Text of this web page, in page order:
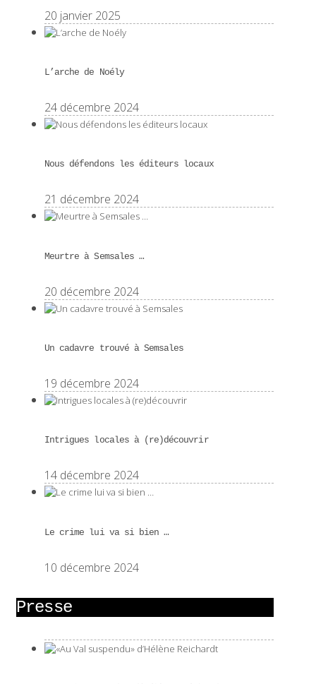
20 janvier 2025
L’arche de Noély
24 décembre 2024
Nous défendons les éditeurs locaux
21 décembre 2024
Meurtre à Semsales …
20 décembre 2024
Un cadavre trouvé à Semsales
19 décembre 2024
Intrigues locales à (re)découvrir
14 décembre 2024
Le crime lui va si bien …
10 décembre 2024
Presse